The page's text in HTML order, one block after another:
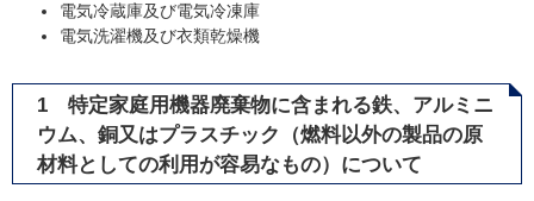
電気冷蔵庫及び電気冷凍庫
電気洗濯機及び衣類乾燥機
1 特定家庭用機器廃棄物に含まれる鉄、アルミニ
ウム、銅又はプラスチック（燃料以外の製品の原
材料としての利用が容易なもの）について